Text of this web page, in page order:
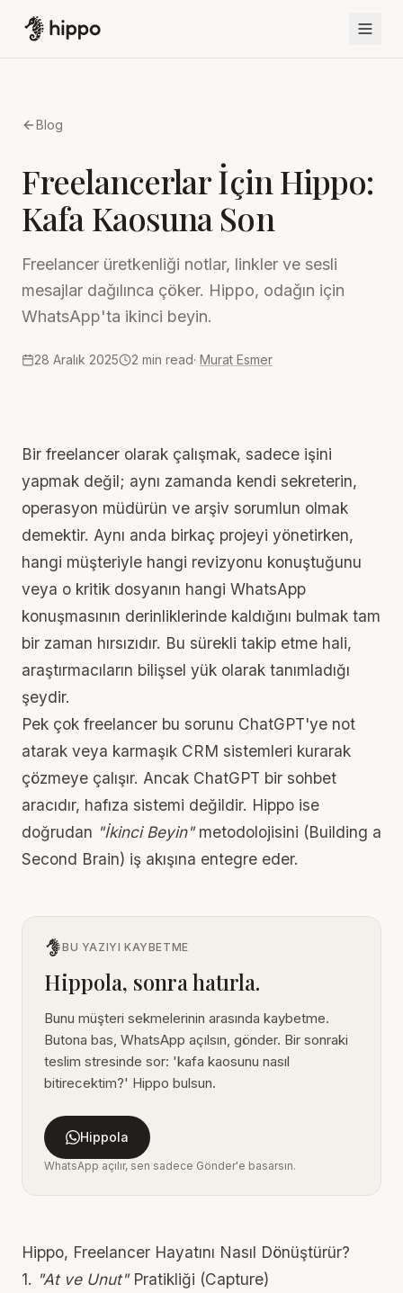
Blog
Freelancerlar İçin Hippo:
Kafa Kaosuna Son
Freelancer üretkenliği notlar, linkler ve sesli
mesajlar dağılınca çöker. Hippo, odağın için
WhatsApp'ta ikinci beyin.
28 Aralık 2025 2 min read· Murat Esmer
Bir freelancer olarak çalışmak, sadece işini
yapmak değil; aynı zamanda kendi sekreterin,
operasyon müdürün ve arşiv sorumlun olmak
demektir. Aynı anda birkaç projeyi yönetirken,
hangi müşteriyle hangi revizyonu konuştuğunu
veya o kritik dosyanın hangi WhatsApp
konuşmasının derinliklerinde kaldığını bulmak tam
bir zaman hırsızıdır. Bu sürekli takip etme hali,
araştırmacıların bilişsel yük olarak tanımladığı
şeydir.
Pek çok freelancer bu sorunu ChatGPT'ye not
atarak veya karmaşık CRM sistemleri kurarak
çözmeye çalışır. Ancak ChatGPT bir sohbet
aracıdır, hafıza sistemi değildir. Hippo ise
doğrudan "İkinci Beyin"metodolojisini (Building a
Second Brain) iş akışına entegre eder.
BU YAZIYI KAYBETME
Hippola, sonra hatırla.
Bunu müşteri sekmelerinin arasında kaybetme.
Butona bas, WhatsApp açılsın, gönder. Bir sonraki
teslim stresinde sor: 'kafa kaosunu nasıl
bitirecektim?' Hippo bulsun.
Hippola
WhatsApp açılır, sen sadece Gönder'e basarsın.
Hippo, Freelancer Hayatını Nasıl Dönüştürür?
1. "At ve Unut"Pratikliği (Capture)